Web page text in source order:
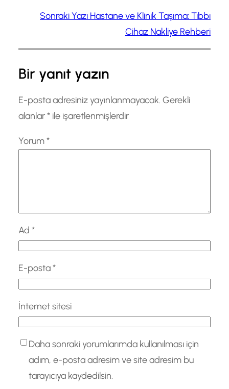
Sonraki Yazı Hastane ve Klinik Taşıma: Tıbbı
Cihaz Nakliye Rehberi
Bir yanıt yazın
E-posta adresiniz yayınlanmayacak. Gerekli
alanlar* ile işaretlenmişlerdir
Yorum*
Ad *
E-posta*
İnternet sitesi
Daha sonraki yorumlarımda kullanılması için
adım, e-posta adresim ve site adresim bu
tarayıcıya kaydedilsin.